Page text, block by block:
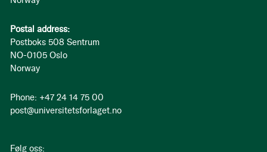
Postal address:
Postboks 508 Sentrum
NO-0105 Oslo
Norway
Phone: +47 24 14 75 00
post@universitetsforlaget.no
Følg oss: